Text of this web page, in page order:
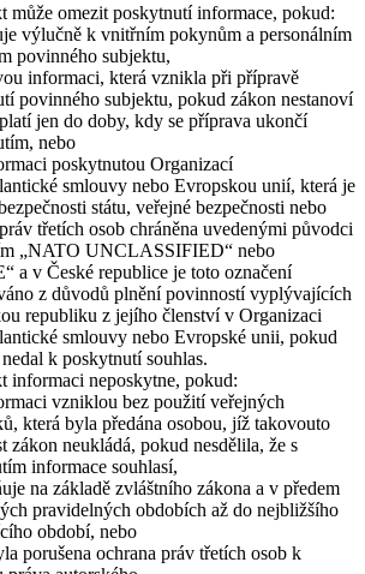
může omezit poskytnutí informace, pokud:
výlučně k vnitřním pokynům a personálním
povinného subjektu,
informaci, která vznikla při přípravě
povinného subjektu, pokud zákon nestanoví
jen do doby, kdy se příprava ukončí
nebo
poskytnutou Organizací
smlouvy nebo Evropskou unií, která je
státu, veřejné bezpečnosti nebo
třetích osob chráněna uvedenými původci
„NATO UNCLASSIFIED“ nebo
a v České republice je toto označení
z důvodů plnění povinností vyplývajících
republiku z jejího členství v Organizaci
smlouvy nebo Evropské unii, pokud
k poskytnutí souhlas.
informaci neposkytne, pokud:
vzniklou bez použití veřejných
která byla předána osobou, jíž takovouto
zákon neukládá, pokud nesdělila, že s
informace souhlasí,
na základě zvláštního zákona a v předem
pravidelných obdobích až do nejbližšího
období, nebo
porušena ochrana práv třetích osob k